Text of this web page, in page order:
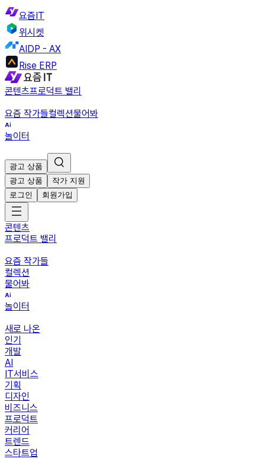
요즘IT
위시켓
AIDP - AX
Rise ERP
콘텐츠프로덕트 밸리
요즘 작가들컬렉션물어봐
놀이터
광고 상품
광고 상품
작가 지원
로그인
회원가입
콘텐츠
프로덕트 밸리
요즘 작가들
컬렉션
물어봐
놀이터
새로 나온
인기
개발
AI
IT서비스
기획
디자인
비즈니스
프로덕트
커리어
트렌드
스타트업